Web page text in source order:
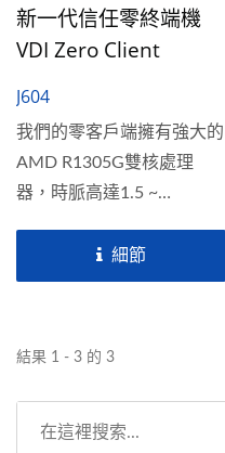
新一代信任零終端機
VDI Zero Client
J604
我們的零客戶端擁有強大的
AMD R1305G雙核處理
器，時脈高達1.5 ~
需求而設計。支援雙4K超
高清顯示，呈現極致的視覺
細節
結果 1 - 3 的 3